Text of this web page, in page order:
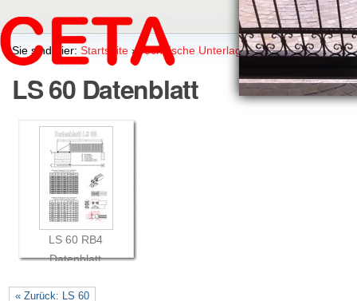
Sie sind hier: Startseite › Technische Unterlagen mit Datenblätter ›
LS 60 Datenblatt
LS 60 RB4
Datenblatt
« Zurück: LS 60